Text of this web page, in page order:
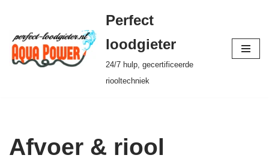
Ga
naar
de
Perfect
loodgieter
24/7 hulp, gecertificeerde
riooltechniek
Afvoer & riool